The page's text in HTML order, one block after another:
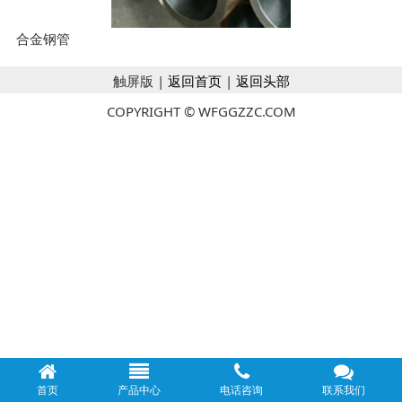
首页 产品中心 电话咨询 联系我们
合金钢管
触屏版 | 返回首页| 返回头部
COPYRIGHT © WFGGZZC.COM